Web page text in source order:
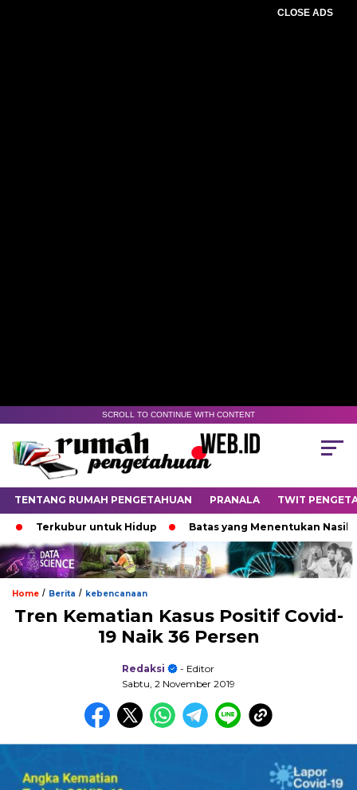
CLOSE ADS
SCROLL TO CONTINUE WITH CONTENT
TENTANG RUMAH PENGETAHUAN PRANALA TWIT
Terkubur untuk Hidup Batas yang Menentukan Nasib
Home / Berita / kebencanaan
Tren Kematian Kasus Positif Covid-
19 Naik 36 Persen
Redaksi
- Editor
Sabtu, 2 November 2019